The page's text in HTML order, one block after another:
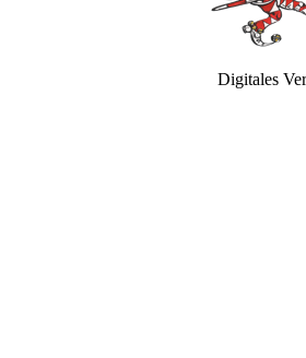
Digitales